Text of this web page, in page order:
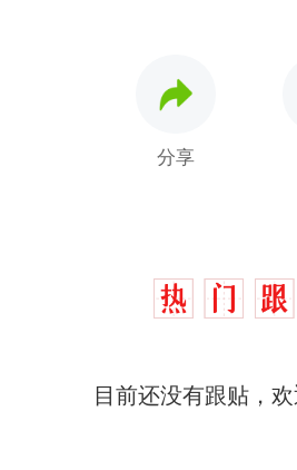
分享
目前还没有跟贴，
哥士兵搬起大
争议，此前一
新
男子上山
在车辆行驶中